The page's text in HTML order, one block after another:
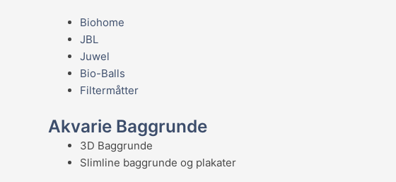
Biohome
JBL
Juwel
Bio-Balls
Filtermåtter
Akvarie Baggrunde
3D Baggrunde
Slimline baggrunde og plakater